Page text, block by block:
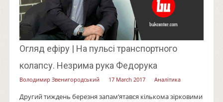
Огляд ефіру | На пульсі транспортного
колапсу. Незрима рука Федорука
Володимир Звенигородський 17 March 2017 Аналітика
Другий тиждень березня запам’ятався кількома зірковими